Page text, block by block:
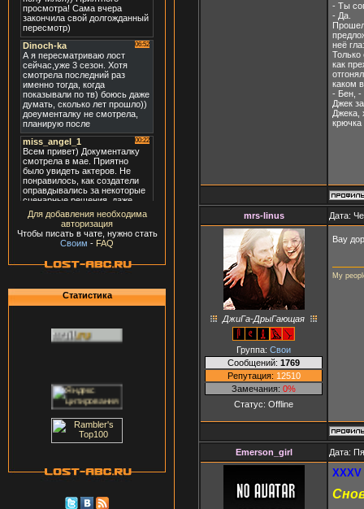
Для добавления необходима
авторизация
Чтобы писать в чате, нужно стать
Своим - FAQ
Статистика
- Ты
- Да.
неё
Только
как
каком
- Бен, -
Джек
Джека,
крючка
mrs-linus Дата:
ДжиГа-ДрыГающая
Группа: Свои
Сообщений: 1769
Репутация: 12510
Замечания: 0%
Статус: Offline
Вау
My
Emerson_girl Дата:
XXXV